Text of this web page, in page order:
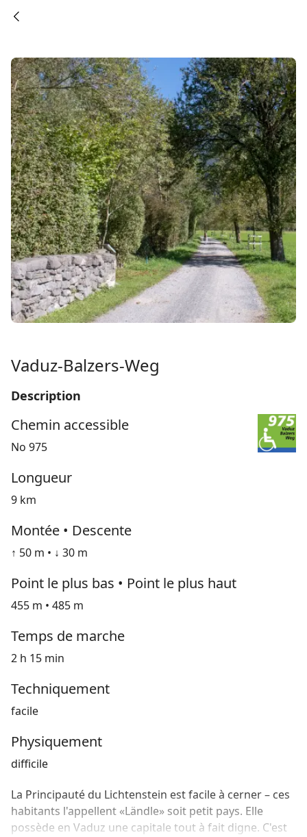
Vaduz-Balzers-Weg
Description
Chemin accessible
No 975
Longueur
9 km
Montée • Descente
↑ 50 m • ↓ 30 m
Point le plus bas • Point le plus haut
455 m • 485 m
Temps de marche
2 h 15 min
Techniquement
facile
Physiquement
difficile
La Principauté du Lichtenstein est facile à cerner – ces
habitants l'appellent «Ländle» soit petit pays. Elle
possède en Vaduz une capitale tout à fait digne. C'est